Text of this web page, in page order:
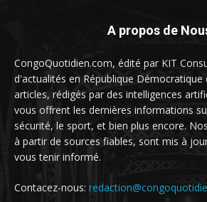
A propos de
CongoQuotidien.com, édité par KIT
d'actualités en République Démocratique
articles, rédigés par des intelligences
vous offrent les dernières informations
sécurité, le sport, et bien plus encore.
à partir de sources fiables, sont mis à
vous tenir informé.
Contacez-nous: